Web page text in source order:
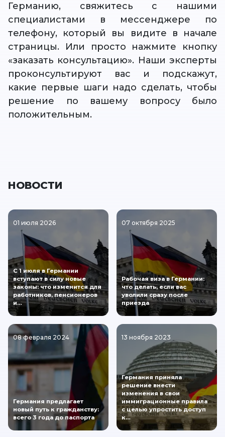
Германию, свяжитесь с нашими
специалистами в мессенджере по
телефону, который вы видите в начале
страницы. Или просто нажмите кнопку
«заказать консультацию». Наши эксперты
проконсультируют вас и подскажут,
какие первые шаги надо сделать, чтобы
решение по вашему вопросу было
положительным.
НОВОСТИ
01 июля 2026
С 1 июля в Германии
вступают в силу новые
законы: что изменится для
работников, пенсионеров
и…
07 октября 2025
Рабочая виза в Германии:
что делать, если вас
уволили сразу после
приезда
08 февраля 2024
Германия предлагает
новый путь к гражданству:
всего 3 года до паспорта
13 ноября 2023
Германия приняла
решение внести
изменения в свои
иммиграционные правила
с целью упростить доступ
к…